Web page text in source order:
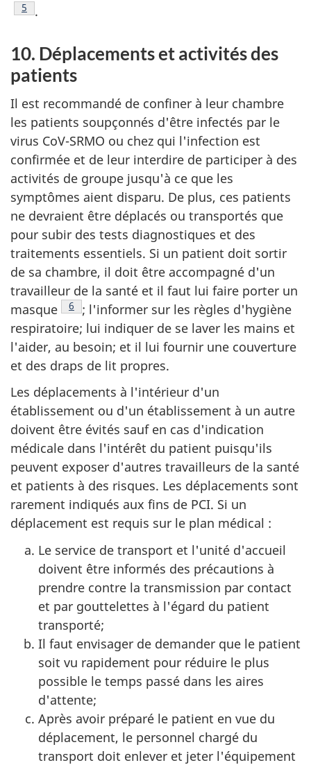
Note de bas de page
5 .
10. Déplacements et activités des
patients
Il est recommandé de confiner à leur chambre
les patients soupçonnés d'être infectés par le
virus CoV-SRMO ou chez qui l'infection est
confirmée et de leur interdire de participer à des
activités de groupe jusqu'à ce que les
symptômes aient disparu. De plus, ces patients
ne devraient être déplacés ou transportés que
pour subir des tests diagnostiques et des
traitements essentiels. Si un patient doit sortir
de sa chambre, il doit être accompagné d'un
travailleur de la santé et il faut lui faire porter un
masque
Note de bas de page
6
; l'informer sur les règles d'hygiène
respiratoire; lui indiquer de se laver les mains et
l'aider, au besoin; et il lui fournir une couverture
et des draps de lit propres.
Les déplacements à l'intérieur d'un
établissement ou d'un établissement à un autre
doivent être évités sauf en cas d'indication
médicale dans l'intérêt du patient puisqu'ils
peuvent exposer d'autres travailleurs de la santé
et patients à des risques. Les déplacements sont
rarement indiqués aux fins de PCI. Si un
déplacement est requis sur le plan médical :
Le service de transport et l'unité d'accueil
doivent être informés des précautions à
prendre contre la transmission par contact
et par gouttelettes à l'égard du patient
transporté;
Il faut envisager de demander que le patient
soit vu rapidement pour réduire le plus
possible le temps passé dans les aires
d'attente;
Après avoir préparé le patient en vue du
déplacement, le personnel chargé du
transport doit enlever et jeter l'équipement